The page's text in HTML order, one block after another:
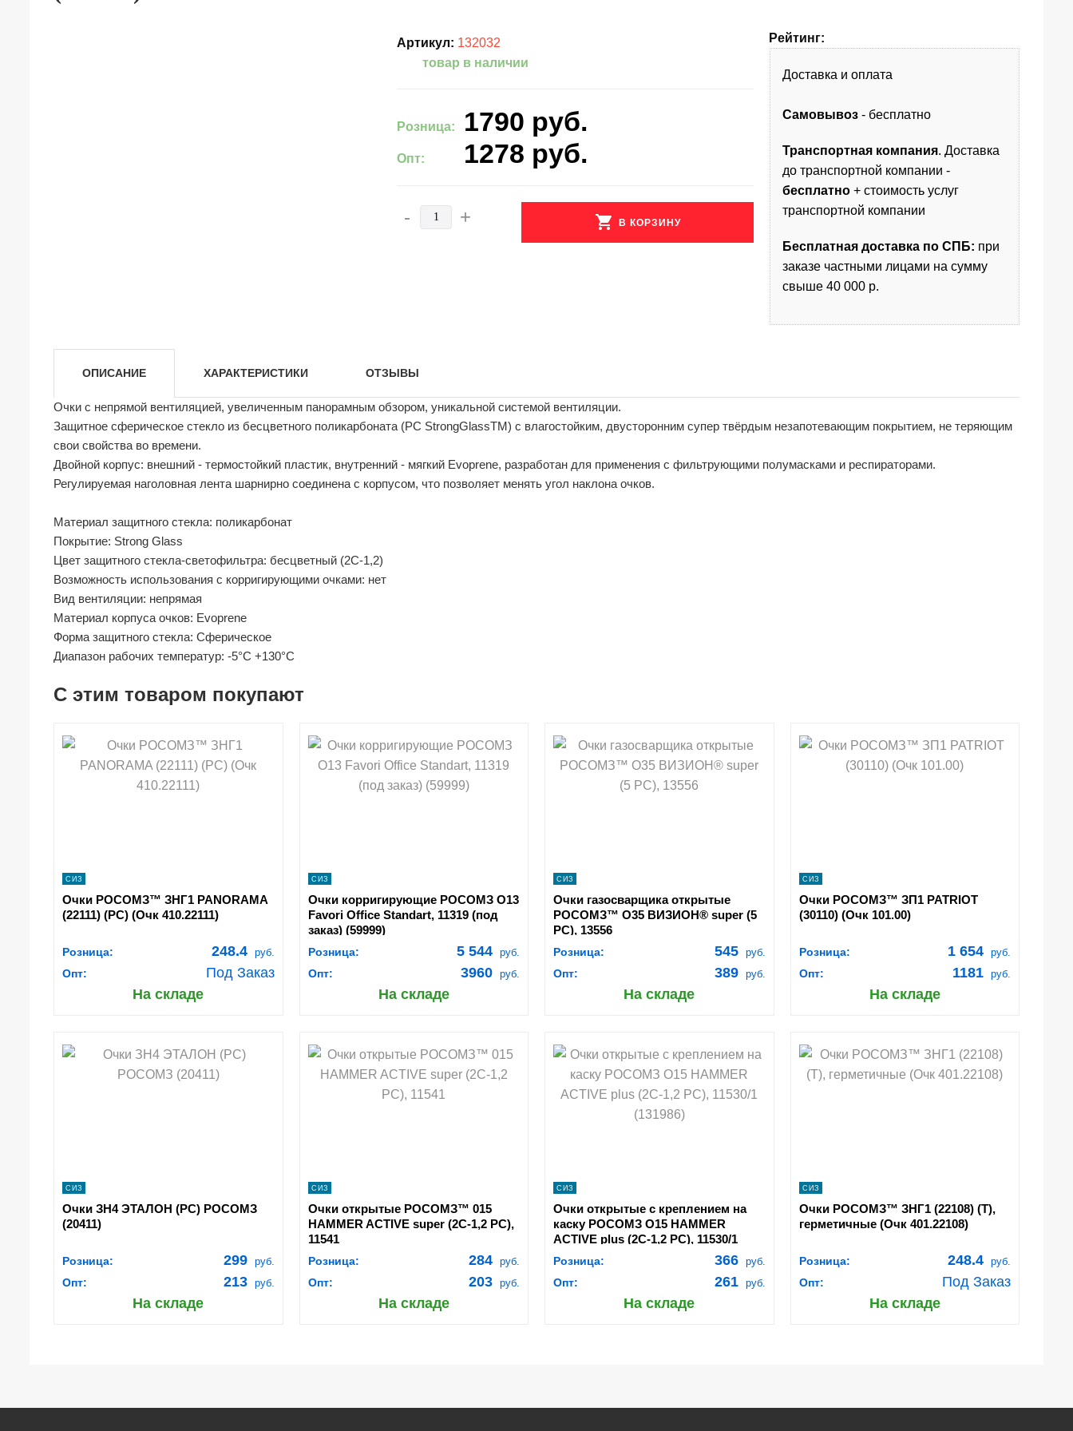
Артикул: 132032
товар в наличии
Розница: 1790 руб.
Опт: 1278 руб.
- + shopping_cart В КОРЗИНУ
Рейтинг:
Доставка и оплата
Самовывоз- бесплатно
Транспортная компания. Доставка
до транспортной компании -
бесплатно+ стоимость услуг
транспортной компании
Бесплатная доставка по СПБ: при
заказе частными лицами на сумму
свыше 40 000 р.
ОПИСАНИЕ ХАРАКТЕРИСТИКИ ОТЗЫВЫ
Очки c непрямой вентиляцией, увеличенным панорамным обзором, уникальной системой вентиляции.
Защитное сферическое стекло из бесцветного поликарбоната (PC StrongGlassTM) с влагостойким, двусторонним супер твёрдым незапотевающим покрытием, не теряющим
свои свойства во времени.
Двойной корпус: внешний - термостойкий пластик, внутренний - мягкий Evoprene, разработан для применения с фильтрующими полумасками и респираторами.
Регулируемая наголовная лента шарнирно соединена с корпусом, что позволяет менять угол наклона очков.
Материал защитного стекла: поликарбонат
Покрытие: Strong Glass
Цвет защитного стекла-светофильтра: бесцветный (2С-1,2)
Возможность использования с корригирующими очками: нет
Вид вентиляции: непрямая
Материал корпуса очков: Evoprene
Форма защитного стекла: Сферическое
Диапазон рабочих температур: -5°C +130°C
С этим товаром покупают
shopping_cart В КОРЗИНУ
ПОДРОБНЕЕ
СИЗ
Очки РОСОМЗ™ ЗНГ1 PANORAMA
(22111) (PС) (Очк 410.22111)
Розница: 248.4 руб.
Опт:
Под Заказ
На складе
shopping_cart В КОРЗИНУ
navigate_next ПОДРОБНЕЕ
СИЗ
Очки корригирующие РОСОМЗ О13
Favori Office Standart, 11319 (под
заказ) (59999)
Розница: 5 544 руб.
Опт: 3960 руб.
На складе
shopping_cart В КОРЗИНУ
navigate_next ПОДРОБНЕЕ
СИЗ
Очки газосварщика открытые
РОСОМЗ™ О35 ВИЗИОН® super (5
PC), 13556
Розница: 545 руб.
Опт: 389 руб.
На складе
shopping_cart В КОРЗИНУ
СИЗ
Очки РОСОМЗ™ ЗП1 PATRIOT
(30110) (Очк 101.00)
Розница: 1 654 руб.
Опт: 1181 руб.
На складе
shopping_cart В КОРЗИНУ
СИЗ
Очки ЗН4 ЭТАЛОН (РС) РОСОМЗ
(20411)
Розница: 299 руб.
Опт: 213 руб.
На складе
shopping_cart В КОРЗИНУ
ПОДРОБНЕЕ
СИЗ
Очки открытые РОСОМЗ™ 015
HAMMER ACTIVЕ super (2C-1,2 PC),
11541
Розница: 284 руб.
Опт: 203 руб.
На складе
shopping_cart В КОРЗИНУ
navigate_next ПОДРОБНЕЕ
СИЗ
Очки открытые с креплением на
каску РОСОМЗ О15 HAMMER
ACTIVE plus (2С-1,2 РС), 11530/1
(131986)
Розница: 366 руб.
Опт: 261 руб.
На складе
shopping_cart В КОРЗИНУ
СИЗ
Очки РОСОМЗ™ ЗНГ1 (22108) (Т),
герметичные (Очк 401.22108)
Розница: 248.4 руб.
Опт:
Под Заказ
На складе